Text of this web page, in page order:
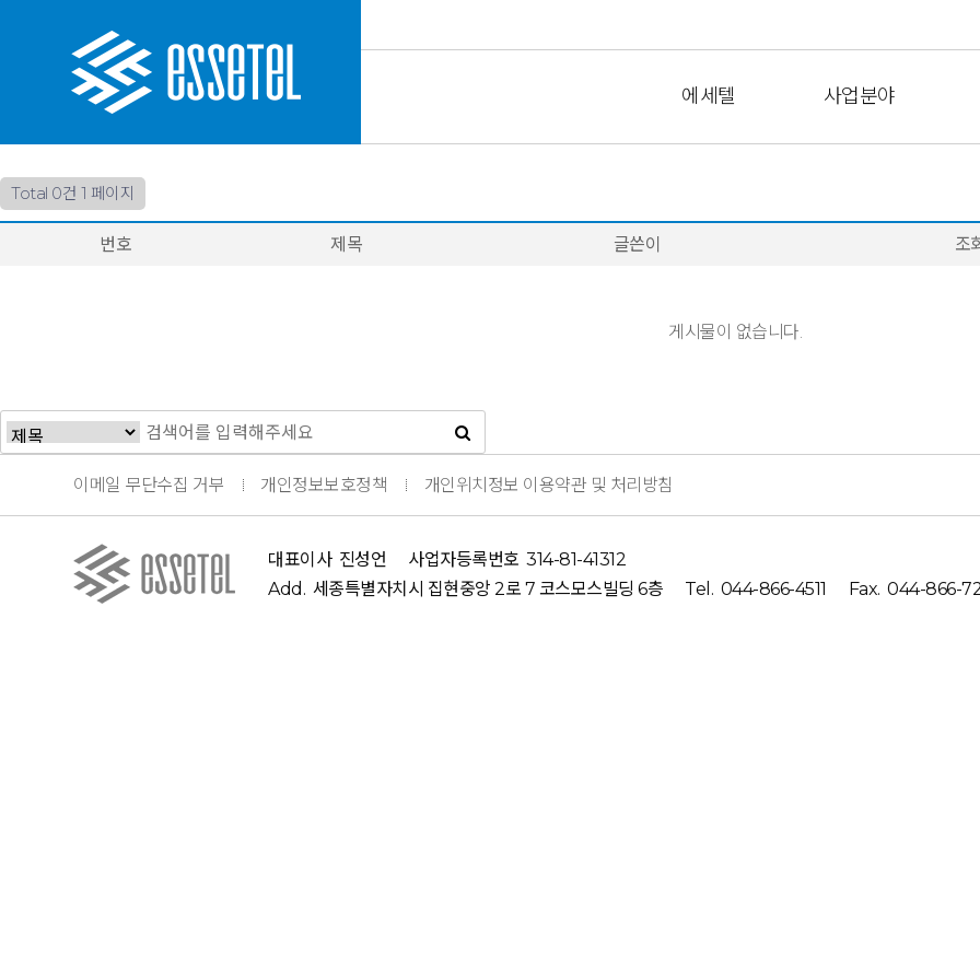
에세텔 사업분야
Total 0건 1 페이지
번호 제목 글쓴이 조
게시물이 없습니다.
이메일 무단수집 거부 개인정보보호정책 개인위치정보 이용약관 및 처리방침
대표이사 진성언 사업자등록번호 314-81-41312
Add. 세종특별자치시 집현중앙 2로 7 코스모스빌딩 6층 Tel. 044-866-4511 Fax. 044-866-